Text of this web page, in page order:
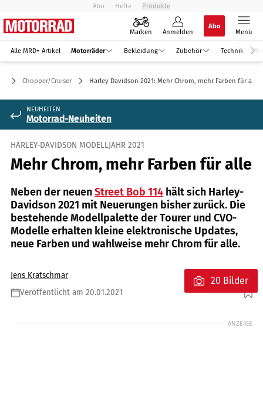
Abo Hefte Produkte
Marken Anmelden
Abo
Menü
Alle MRD+ Artikel Motorräder Bekleidung Zubehör Technik
Chopper/Cruiser Harley Davidson 2021: Mehr Chrom, mehr Farben für alle
NEUHEITEN
Motorrad-Neuheiten
HARLEY-DAVIDSON MODELLJAHR 2021
Mehr Chrom, mehr Farben für alle
Neben der neuenStreet Bob 114 hält sich Harley-
Davidson 2021 mit Neuerungen bisher zurück. Die
bestehende Modellpalette der Tourer und CVO-
Modelle erhalten kleine elektronische Updates,
neue Farben und wahlweise mehr Chrom für alle.
Jens Kratschmar
Veröffentlicht am 20.01.2021
Foto: Harley-Davidson
20 Bilder
ANZEIGE